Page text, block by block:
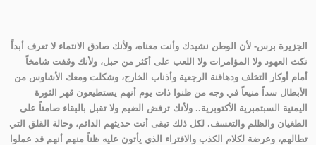
الجزيرة برس- لأن الوطن نشيدك وأنت معناه، ولأنك صادق الانتماء لا تعرف أبداً
نكث العهود ولا المؤامرات ولا اللعب على أكثر من حبل، ولأنك وقفت شامخاً
أمام أوكار التخلف ودهاقنة الرجعية وأذناب الخارج، وشكلت ومعك الأشاوس من
الأبطال سداً منيعاً في وجه من ظنوا ذات يوم أنهم يستطيعون قهر الثورة
اليمنية السبتمبرية الأكتوبرية.. ولأنك ترفض الضيم ولا تقبل بالبقاء صامتاً على
الطغيان والظلم والتعسف. لكل ذلك تبقى أنت حديثهم الدائم، وحالة القلق التي
تطالهم، وعرضة لكلام الكذب والافتراء الذي يأتون عليه ظناً منهم أنهم قد عملوا